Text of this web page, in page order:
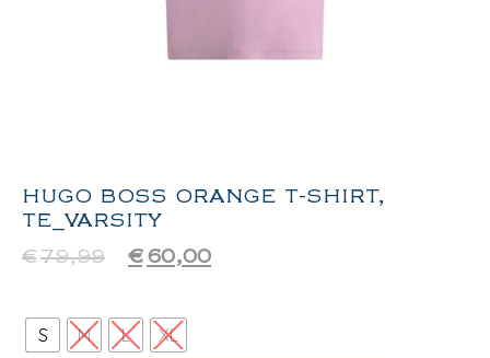
HUGO BOSS ORANGE T-SHIRT,
TE_VARSITY
€79,99 € 60,00
S M L XL